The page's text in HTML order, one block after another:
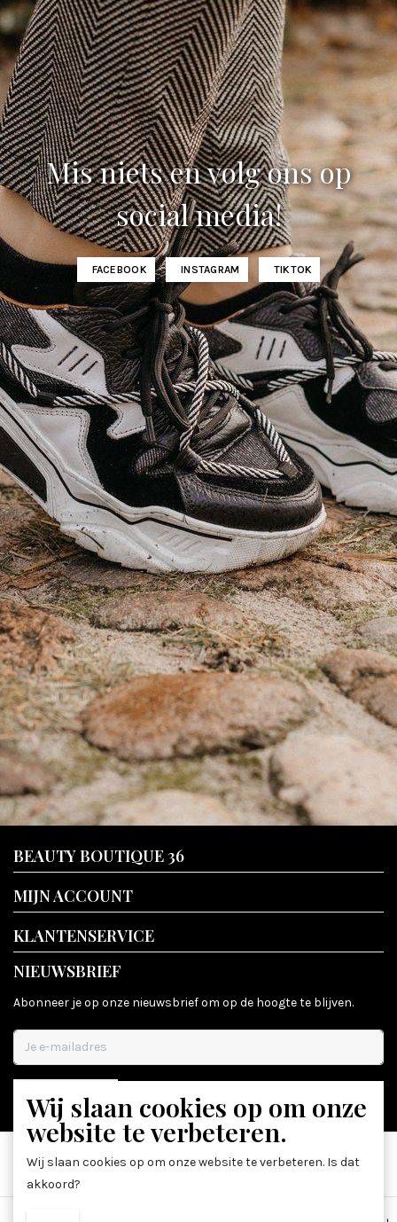
Mis niets en volg ons op
social media!
FACEBOOK INSTAGRAM TIKTOK
BEAUTY BOUTIQUE 36
MIJN ACCOUNT
KLANTENSERVICE
NIEUWSBRIEF
Abonneer je op onze nieuwsbrief om op de hoogte te blijven.
ABONNEER
Wij slaan cookies op om onze
website te verbeteren.
Wij slaan cookies op om onze website te verbeteren. Is dat
akkoord?